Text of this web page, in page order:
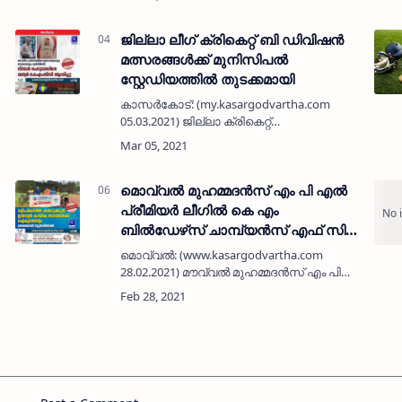
സ്‌കൂളില്‍ വിപുലമായ സൗകര്യങ്ങള്‍
ജില്ലാ ലീഗ് ക്രികെറ്റ് ബി ഡിവിഷൻ
മത്സരങ്ങൾക്ക് മുനിസിപൽ
സ്റ്റേഡിയത്തിൽ തുടക്കമായി
കാസർകോട്: (my.kasargodvartha.com
05.03.2021) ജില്ലാ ക്രികെറ്റ്
അസോസിയേഷന്റെ ആഭിമുഖ്യത്തിൽ
നടത്തപ്പെടുന്ന 2020-21 വർഷത്തെ ബി
മുനിസിപൽ സ്റ്റേഡിയത…
മൊവ്വൽ മുഹമ്മദൻസ് എം പി എൽ
പ്രീമിയർ ലീഗിൽ കെ എം
ബിൽഡേഴ്‌സ് ചാമ്പ്യൻസ് എഫ് സി
ജേതാക്കൾ
മൊവ്വൽ: (www.kasargodvartha.com
28.02.2021) മൗവ്വൽ മുഹമ്മദൻസ് എം പി
എൽ പ്രീമിയർ ലീഗിൽ കെ എം ബിൽഡേഴ്‌സ്
ചാമ്പ്യൻസ് എഫ് സി ജേതാക്കളായി.